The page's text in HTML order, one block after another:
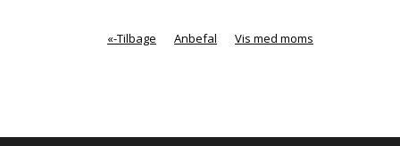
«-Tilbage Anbefal Vis med moms